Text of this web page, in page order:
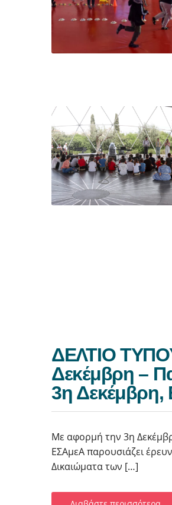
ΔΕΛΤΙΟ
Δεκέμβρη –
3η Δεκέμβρη,
Με αφορμή την 3η
ΕΣΑμεΑ παρουσιάζει
Δικαιώματα των […]